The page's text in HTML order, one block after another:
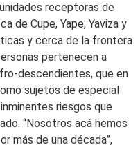
receptoras de
de Cupe, Yape, Yaviza y
y cerca de la frontera
pertenecen a
descendientes, que en
sujetos de especial
riesgos que
“Nosotros acá hemos
más de una década”,